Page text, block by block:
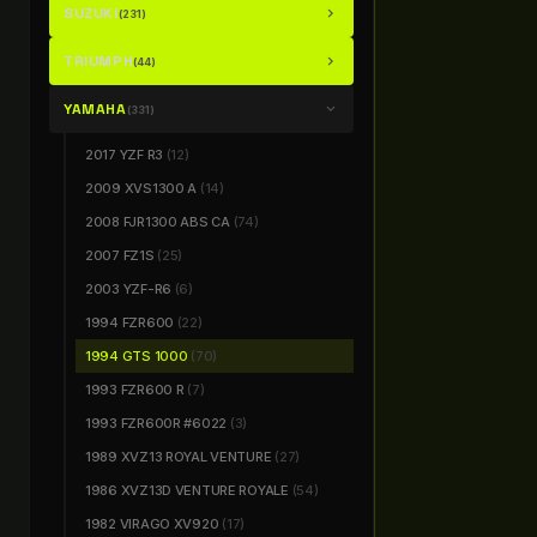
SUZUKI(231) chevron_right
TRIUMPH(44) chevron_right
YAMAHA(331) chevron_right
2017 YZF R3 (12)
2009 XVS1300 A (14)
2008 FJR1300 ABS CA (74)
2007 FZ1S (25)
2003 YZF-R6 (6)
1994 FZR600 (22)
1994 GTS 1000 (70)
1993 FZR600 R (7)
1993 FZR600R #6022 (3)
1989 XVZ13 ROYAL VENTURE (27)
1986 XVZ13D VENTURE ROYALE (54)
1982 VIRAGO XV920 (17)